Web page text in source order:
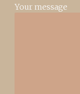
Your message